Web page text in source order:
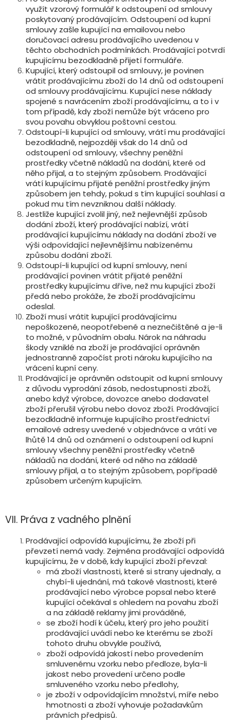
využít vzorový formulář k odstoupení od smlouvy
poskytovaný prodávajícím. Odstoupení od kupní
smlouvy zašle kupující na emailovou nebo
doručovací adresu prodávajícího uvedenou v
těchto obchodních podmínkách. Prodávající potvrdí
kupujícímu bezodkladně přijetí formuláře.
Kupující, který odstoupil od smlouvy, je povinen
vrátit prodávajícímu zboží do 14 dnů od odstoupení
od smlouvy prodávajícímu. Kupující nese náklady
spojené s navrácením zboží prodávajícímu, a to i v
tom případě, kdy zboží nemůže být vráceno pro
svou povahu obvyklou poštovní cestou.
Odstoupí-li kupující od smlouvy, vrátí mu prodávající
bezodkladně, nejpozději však do 14 dnů od
odstoupení od smlouvy, všechny peněžní
prostředky včetně nákladů na dodání, které od
něho přijal, a to stejným způsobem. Prodávající
vrátí kupujícímu přijaté peněžní prostředky jiným
způsobem jen tehdy, pokud s tím kupující souhlasí a
pokud mu tím nevzniknou další náklady.
Jestliže kupující zvolil jiný, než nejlevnější způsob
dodání zboží, který prodávající nabízí, vrátí
prodávající kupujícímu náklady na dodání zboží ve
výši odpovídající nejlevnějšímu nabízenému
způsobu dodání zboží.
Odstoupí-li kupující od kupní smlouvy, není
prodávající povinen vrátit přijaté peněžní
prostředky kupujícímu dříve, než mu kupující zboží
předá nebo prokáže, že zboží prodávajícímu
odeslal.
Zboží musí vrátit kupující prodávajícímu
nepoškozené, neopotřebené a neznečištěné a je-li
to možné, v původním obalu. Nárok na náhradu
škody vzniklé na zboží je prodávající oprávněn
jednostranně započíst proti nároku kupujícího na
vrácení kupní ceny.
Prodávající je oprávněn odstoupit od kupní smlouvy
z důvodu vyprodání zásob, nedostupnosti zboží,
anebo když výrobce, dovozce anebo dodavatel
zboží přerušil výrobu nebo dovoz zboží. Prodávající
bezodkladně informuje kupujícího prostřednictví
emailové adresy uvedené v objednávce a vrátí ve
lhůtě 14 dnů od oznámení o odstoupení od kupní
smlouvy všechny peněžní prostředky včetně
nákladů na dodání, které od něho na základě
smlouvy přijal, a to stejným způsobem, popřípadě
způsobem určeným kupujícím.
VII. Práva z vadného plnění
Prodávající odpovídá kupujícímu, že zboží při
převzetí nemá vady. Zejména prodávající odpovídá
kupujícímu, že v době, kdy kupující zboží převzal:
má zboží vlastnosti, které si strany ujednaly, a
chybí-li ujednání, má takové vlastnosti, které
prodávající nebo výrobce popsal nebo které
kupující očekával s ohledem na povahu zboží
a na základě reklamy jimi prováděné,
se zboží hodí k účelu, který pro jeho použití
prodávající uvádí nebo ke kterému se zboží
tohoto druhu obvykle používá,
zboží odpovídá jakostí nebo provedením
smluvenému vzorku nebo předloze, byla-li
jakost nebo provedení určeno podle
smluveného vzorku nebo předlohy,
je zboží v odpovídajícím množství, míře nebo
hmotnosti a zboží vyhovuje požadavkům
právních předpisů.